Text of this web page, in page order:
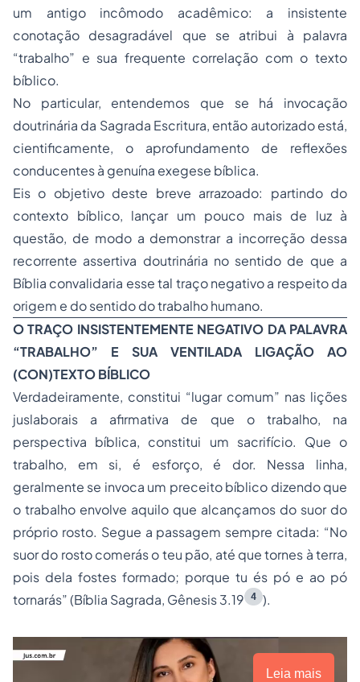
um antigo incômodo acadêmico: a insistente
conotação desagradável que se atribui à palavra
“trabalho” e sua frequente correlação com o texto
bíblico.
No particular, entendemos que se há invocação
doutrinária da Sagrada Escritura, então autorizado está,
cientificamente, o aprofundamento de reflexões
conducentes à genuína exegese bíblica.
Eis o objetivo deste breve arrazoado: partindo do
contexto bíblico, lançar um pouco mais de luz à
questão, de modo a demonstrar a incorreção dessa
recorrente assertiva doutrinária no sentido de que a
Bíblia convalidaria esse tal traço negativo a respeito da
origem e do sentido do trabalho humano.
O TRAÇO INSISTENTEMENTE NEGATIVO DA PALAVRA
“TRABALHO” E SUA VENTILADA LIGAÇÃO AO
(CON)TEXTO BÍBLICO
Verdadeiramente, constitui “lugar comum” nas lições
juslaborais a afirmativa de que o trabalho, na
perspectiva bíblica, constitui um sacrifício. Que o
trabalho, em si, é esforço, é dor. Nessa linha,
geralmente se invoca um preceito bíblico dizendo que
o trabalho envolve aquilo que alcançamos do suor do
próprio rosto. Segue a passagem sempre citada: “No
suor do rosto comerás o teu pão, até que tornes à terra,
pois dela fostes formado; porque tu és pó e ao pó
tornarás” (Bíblia Sagrada, Gênesis 3.19
4 ).
Leia mais